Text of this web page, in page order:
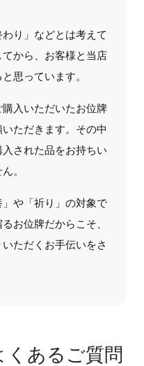
り」などとは考えて
から、お客様と当店
思っています。
入いただいたお位牌
ただきます。その中
された品をお持ちい
。
や「祈り」の対象で
お位牌だからこそ、
ただくお手伝いをさ
くあるご質問